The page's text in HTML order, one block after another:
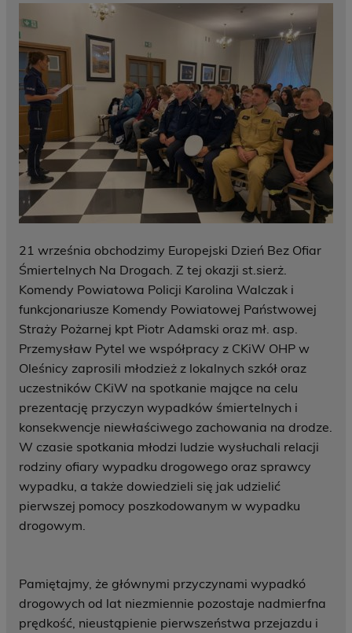
21 września obchodzimy Europejski Dzień Bez Ofiar
Śmiertelnych Na Drogach. Z tej okazji st.sierż.
Komendy Powiatowa Policji Karolina Walczak i
funkcjonariusze Komendy Powiatowej Państwowej
Straży Pożarnej kpt Piotr Adamski oraz mł. asp.
Przemysław Pytel we współpracy z CKiW OHP w
Oleśnicy zaprosili młodzież z lokalnych szkół oraz
uczestników CKiW na spotkanie mające na celu
prezentację przyczyn wypadków śmiertelnych i
konsekwencje niewłaściwego zachowania na drodze.
W czasie spotkania młodzi ludzie wysłuchali relacji
rodziny ofiary wypadku drogowego oraz sprawcy
wypadku, a także dowiedzieli się jak udzielić
pierwszej pomocy poszkodowanym w wypadku
drogowym.
Pamiętajmy, że głównymi przyczynami wypadkó
drogowych od lat niezmiennie pozostaje nadmierfna
prędkość, nieustąpienie pierwszeństwa przejazdu i